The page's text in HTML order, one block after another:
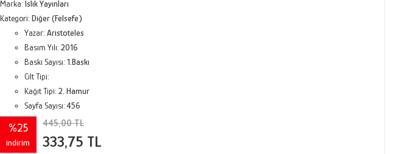
Marka: Islık Yayınları
Kategori: Diğer (Felsefe)
Yazar: Aristoteles
Basım Yılı: 2016
Baskı Sayısı: 1.Baskı
Cilt Tipi:
Kağıt Tipi: 2. Hamur
Sayfa Sayısı:456
%25
indirim
445,00 TL
333,75 TL